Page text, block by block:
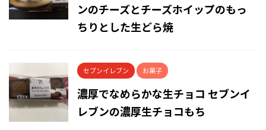
ンのチーズとチーズホイップのもっ
ちりとした生どら焼
セブンイレブン お菓子
濃厚でなめらかな生チョコ セブンイ
レブンの濃厚生チョコもち